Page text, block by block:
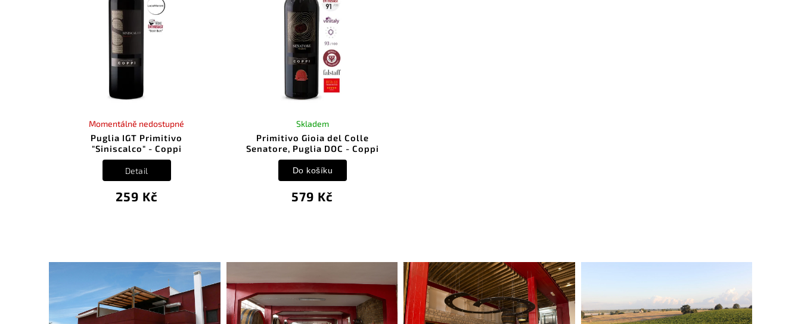
Puglia IGT Primitivo
"Siniscalco" - Coppi
Momentálně nedostupné
259 Kč
Detail
Primitivo Gioia del Colle
Senatore, Puglia DOC - Coppi
Skladem
579 Kč
Do košíku